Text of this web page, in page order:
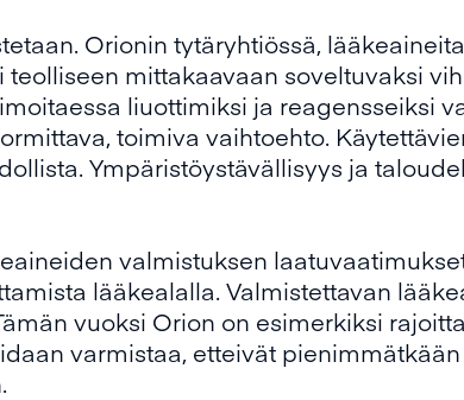
Orionin tytäryhtiössä, lääkeaineita
mittakaavaan soveltuvaksi
liuottimiksi ja reagensseiksi
toimiva vaihtoehto.
Ympäristöystävällisyys ja
valmistuksen
lääkealalla. Valmistettavan
vuoksi Orion on esimerkiksi
varmistaa, etteivät pienimmätkään